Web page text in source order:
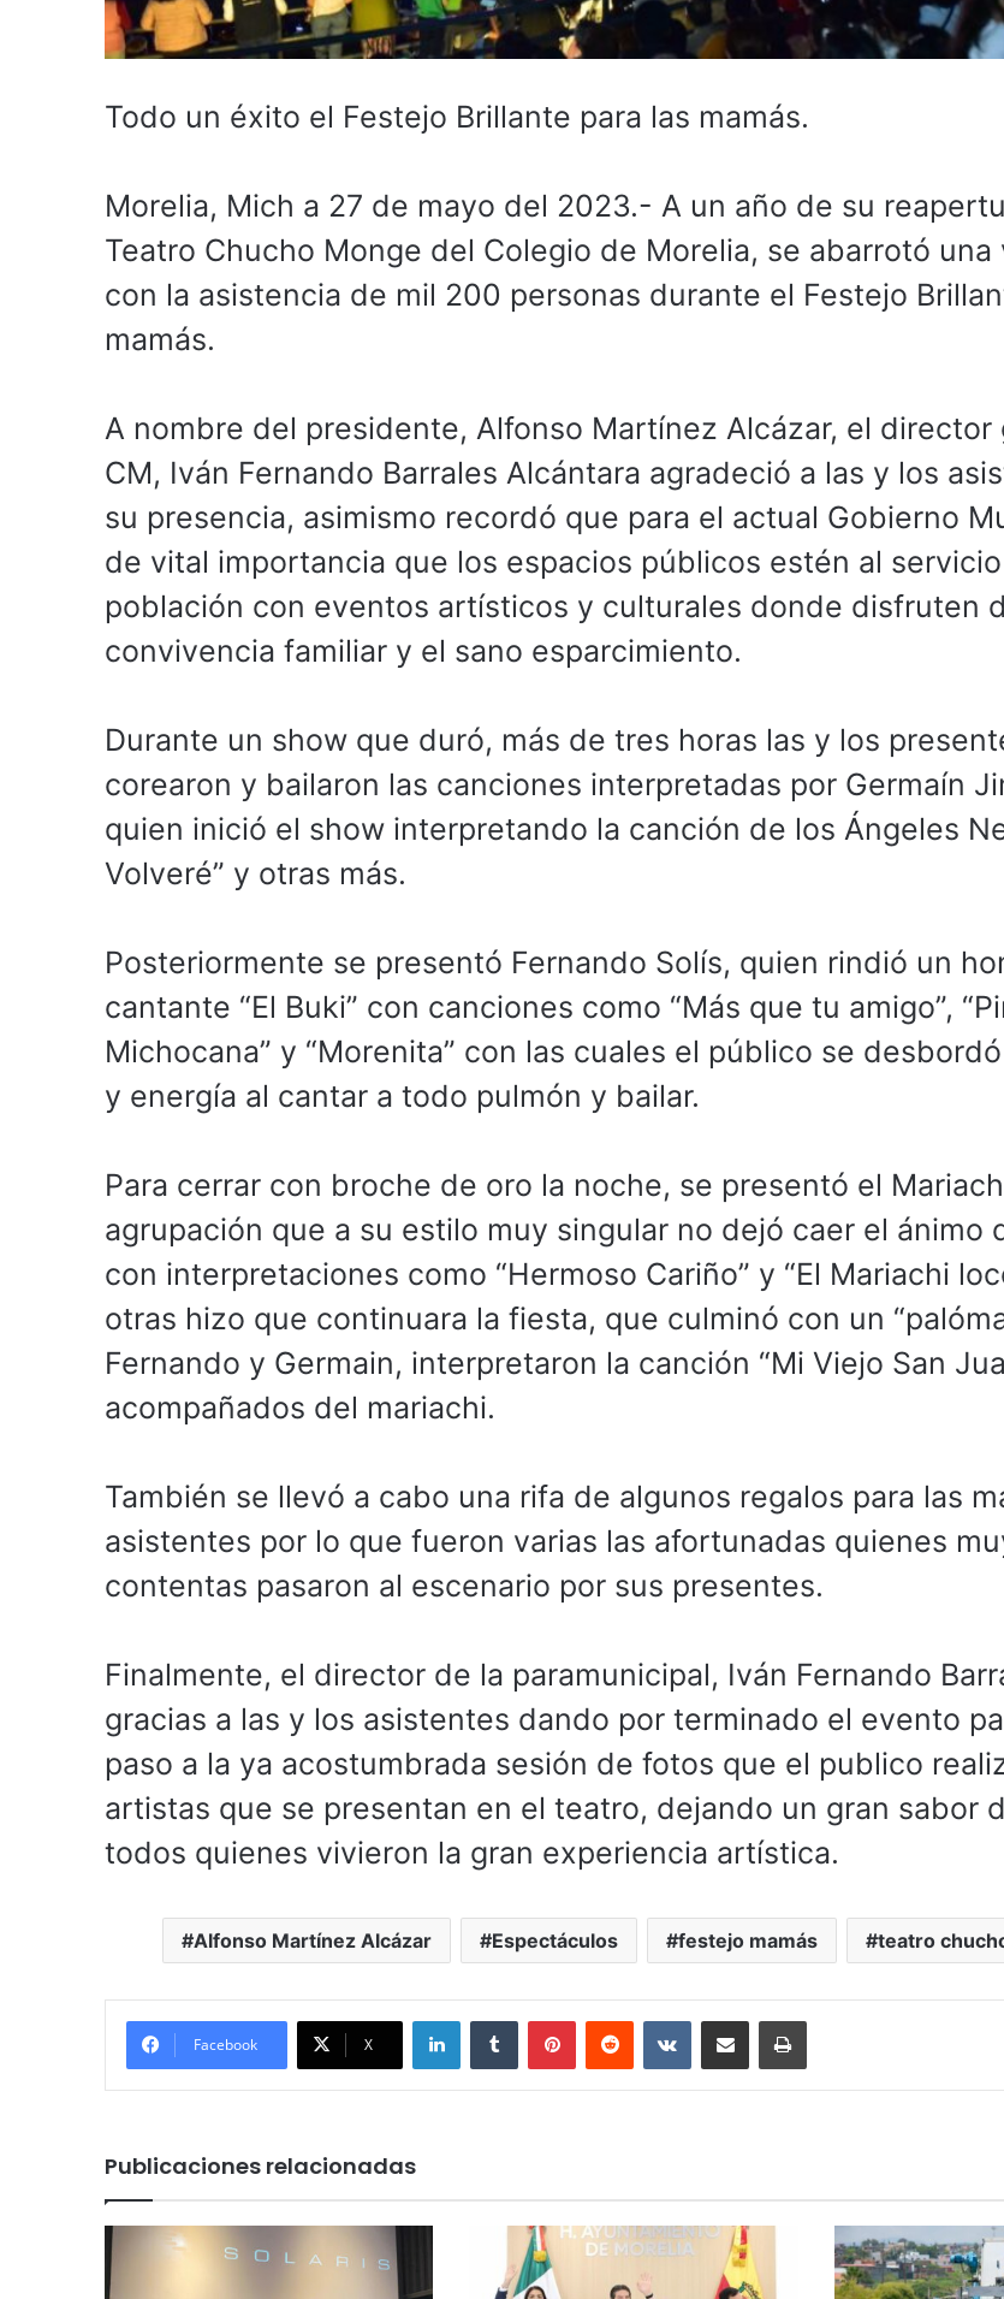
Todo un éxito el Festejo Brillante para las mamás.
Morelia, Mich a 27 de mayo del 2023.- A un año de su
Teatro Chucho Monge del Colegio de Morelia, se abarrotó una
con la asistencia de mil 200 personas durante el Festejo
mamás.
A nombre del presidente, Alfonso Martínez Alcázar, el director
CM, Iván Fernando Barrales Alcántara agradeció a las y los
su presencia, asimismo recordó que para el actual Gobierno
de vital importancia que los espacios públicos estén al
población con eventos artísticos y culturales donde disfruten
convivencia familiar y el sano esparcimiento.
Durante un show que duró, más de tres horas las y los
corearon y bailaron las canciones interpretadas por Germaín
quien inició el show interpretando la canción de los Ángeles
Volveré” y otras más.
Posteriormente se presentó Fernando Solís, quien rindió un
cantante “El Buki” con canciones como “Más que tu amigo”,
Michocana” y “Morenita” con las cuales el público se
y energía al cantar a todo pulmón y bailar.
Para cerrar con broche de oro la noche, se presentó el
agrupación que a su estilo muy singular no dejó caer el ánimo
con interpretaciones como “Hermoso Cariño” y “El Mariachi
otras hizo que continuara la fiesta, que culminó con un
Fernando y Germain, interpretaron la canción “Mi Viejo San
acompañados del mariachi.
También se llevó a cabo una rifa de algunos regalos para las
asistentes por lo que fueron varias las afortunadas quienes
contentas pasaron al escenario por sus presentes.
Finalmente, el director de la paramunicipal, Iván Fernando
gracias a las y los asistentes dando por terminado el evento
paso a la ya acostumbrada sesión de fotos que el publico
artistas que se presentan en el teatro, dejando un gran sabor
todos quienes vivieron la gran experiencia artística.
Alfonso Martínez Alcázar Espectáculos festejo mamás teatro
Facebook X
LinkedInTumblr PinterestReddit VKontakteCompartir por correo electrónicoImprimir
Publicaciones relacionadas